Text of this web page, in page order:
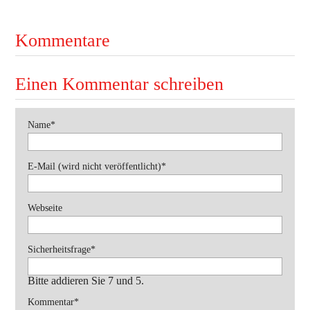
Bewerbe
Einsätze
Jugend
Kommentare
Einen Kommentar schreiben
Pflichtfeld
Name*
Pflichtfeld
E-Mail (wird nicht veröffentlicht)*
Webseite
Pflichtfeld
Sicherheitsfrage*
Bitte addieren Sie 7 und 5.
Pflichtfeld
Kommentar*